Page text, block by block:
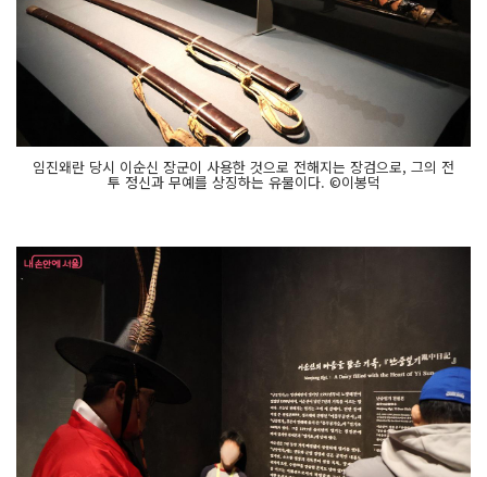
임진왜란 당시 이순신 장군이 사용한 것으로 전해지는 장검으로, 그의 전
투 정신과 무예를 상징하는 유물이다. ©이봉덕